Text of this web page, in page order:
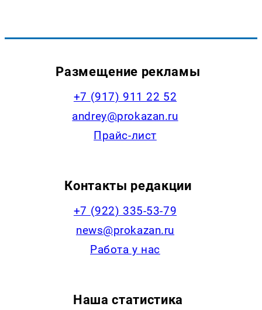
Размещение рекламы
+7 (917) 911 22 52
andrey@prokazan.ru
Прайс-лист
Контакты редакции
+7 (922) 335-53-79
news@prokazan.ru
Работа у нас
Наша статистика